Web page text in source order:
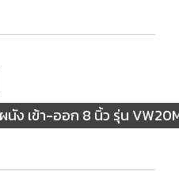
ง เข้า-ออก 8 นิ้ว รุ่น